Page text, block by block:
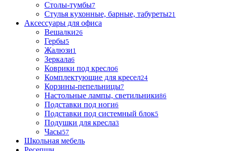
Столы-тумбы7
Стулья кухонные, барные, табуреты21
Аксессуары для офиса
Вешалки26
Гербы5
Жалюзи1
Зеркала6
Коврики под кресло6
Комплектующие для кресел24
Корзины-пепельницы7
Настольные лампы, светильники86
Подставки под ноги6
Подставки под системный блок5
Подушки для кресла3
Часы57
Школьная мебель